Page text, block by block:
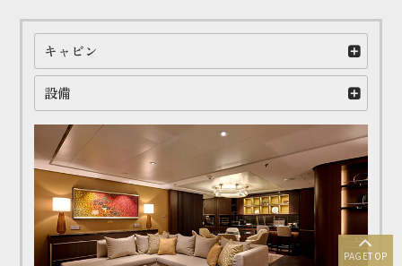
キャビン
設備
PAGETOP